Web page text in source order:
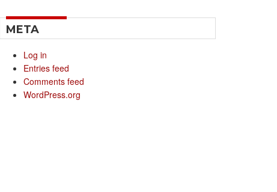
META
Log in
Entries feed
Comments feed
WordPress.org